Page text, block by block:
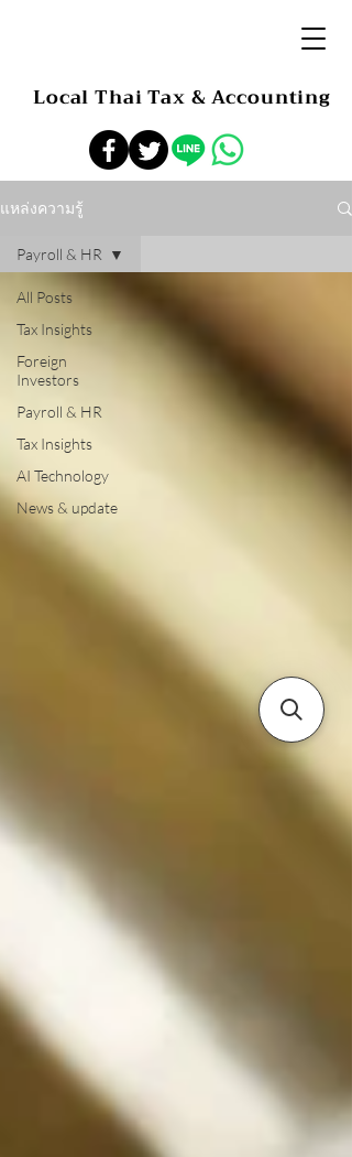
Local Thai Tax & Accounting
แหล่งความรู้
All Posts
Tax Insights
Foreign
Investors
Payroll & HR
Tax Insights
AI Technology
News & update
Payroll & HR